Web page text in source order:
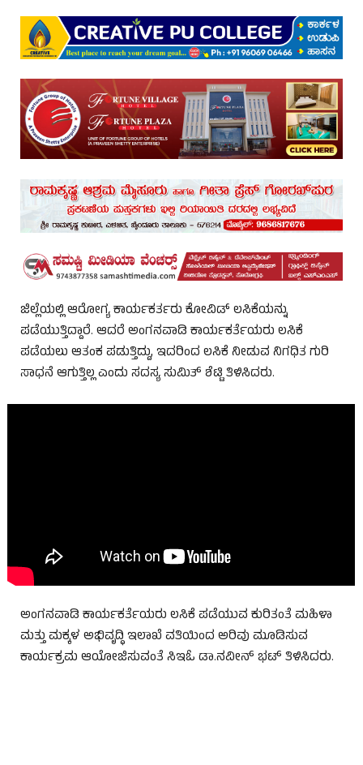
ಜಿಲ್ಲೆಯಲ್ಲಿ ಆರೋಗ್ಯ ಕಾರ್ಯಕರ್ತರು ಕೋವಿಡ್ ಲಸಿಕೆಯನ್ನು
ಪಡೆಯುತ್ತಿದ್ದಾರೆ. ಆದರೆ ಅಂಗನವಾಡಿ ಕಾರ್ಯಕರ್ತೆಯರು ಲಸಿಕೆ
ಪಡೆಯಲು ಆತಂಕ ಪಡುತ್ತಿದ್ದು, ಇದರಿಂದ ಲಸಿಕೆ ನೀಡುವ ನಿಗಧಿತ ಗುರಿ
ಸಾಧನೆ ಆಗುತ್ತಿಲ್ಲ ಎಂದು ಸದಸ್ಯ ಸುಮಿತ್ ಶೆಟ್ಟಿ ತಿಳಿಸಿದರು.
ಅಂಗನವಾಡಿ ಕಾರ್ಯಕರ್ತೆಯರು ಲಸಿಕೆ ಪಡೆಯುವ ಕುರಿತಂತೆ ಮಹಿಳಾ
ಮತ್ತು ಮಕ್ಕಳ ಅಭಿವೃದ್ಧಿ ಇಲಾಖೆ ವತಿಯಿಂದ ಅರಿವು ಮೂಡಿಸುವ
ಕಾರ್ಯಕ್ರಮ ಆಯೋಜಿಸುವಂತೆ ಸಿಇಓ ಡಾ.ನವೀನ್ ಭಟ್ ತಿಳಿಸಿದರು.